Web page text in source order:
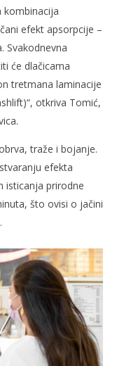
kombinacija
efekt apsorpcije –
Svakodnevna
će dlačicama
tretmana laminacije
otkriva Tomić,
traže i bojanje.
efekta
isticanja prirodne
što ovisi o jačini